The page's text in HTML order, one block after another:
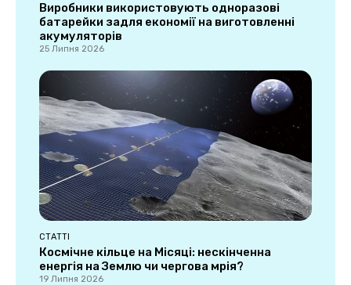
Виробники використовують одноразові
батарейки задля економії на виготовленні
акумуляторів
25 Липня 2026
СТАТТІ
Космічне кільце на Місяці: нескінченна
енергія на Землю чи чергова мрія?
19 Липня 2026